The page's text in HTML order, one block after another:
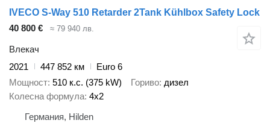
IVECO S-Way 510 Retarder 2Tank Kühlbox Safety Lock
40 800 €
≈ 79 940 лв.
Влекач
2021
447 852 км
Euro 6
Мощност 510 к.с. (375 kW) Гориво дизел
Колесна формула 4x2
Германия, Hilden